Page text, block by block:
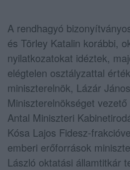
A rendhagyó
és Törley Katalin korábbi,
nyilatkozatokat idéztek,
elégtelen osztályzattal
miniszterelnök, Lázár János
Miniszterelnökséget
Antal Miniszteri
Kósa Lajos Fidesz-
emberi erőforrások
László oktatási államtitkár